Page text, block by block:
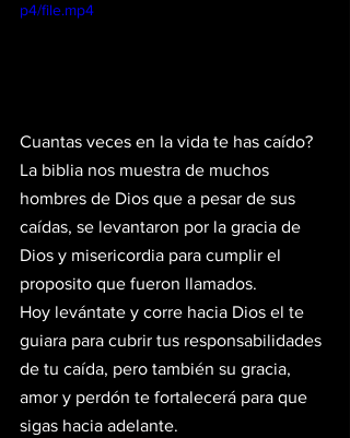
p4/file.mp4
Cuantas veces en la vida te has caído?
La biblia nos muestra de muchos
hombres de Dios que a pesar de sus
caídas, se levantaron por la gracia de
Dios y misericordia para cumplir el
proposito que fueron llamados.
Hoy levántate y corre hacia Dios el te
guiara para cubrir tus responsabilidades
de tu caída, pero también su gracia,
amor y perdón te fortalecerá para que
sigas hacia adelante.